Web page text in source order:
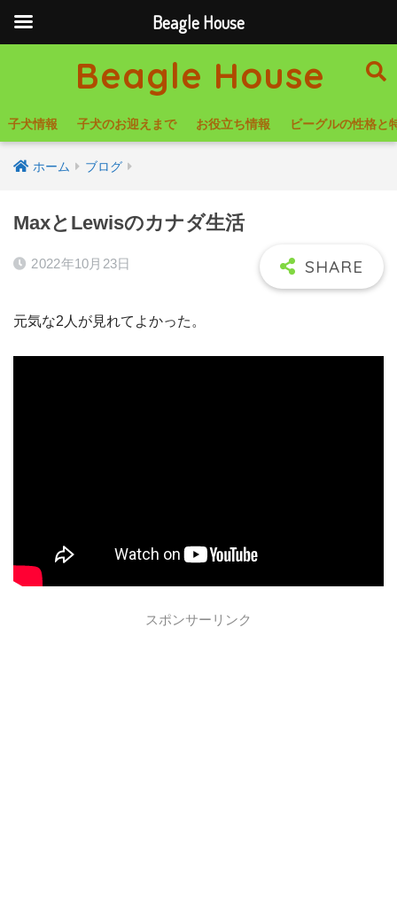
Beagle House
子犬情報 子犬のお迎えまで お役立ち情報 ビーグルの性格と
ホーム ブログ
MaxとLewisのカナダ生活
2022年10月23日
元気な2人が見れてよかった。
スポンサーリンク
Beagle House